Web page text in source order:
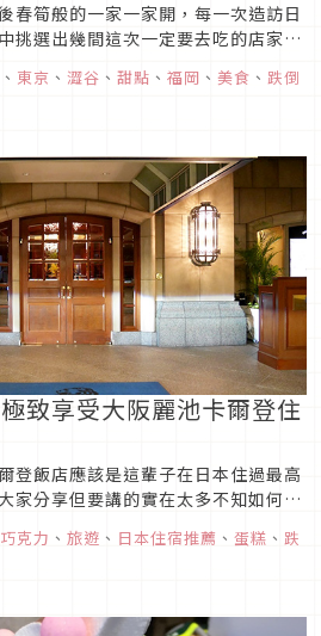
春筍般的一家一家開，每一次造訪日
挑選出幾間這次一定要去吃的店家，
有所不同，有的人想要拍照好看，有
潢，有些人只要東西好吃其他什麼都
法式吐司專賣店就誠心推薦給重
、 東京 、 澀谷 、 甜點 、 福岡 、 美食 、 跌倒
致享受大阪麗池卡爾登住
登飯店應該是這輩子在日本住過最高
家分享但要講的實在太多不知如何下
巧克力 、 旅遊 、 日本住宿推薦 、 蛋糕 、 跌